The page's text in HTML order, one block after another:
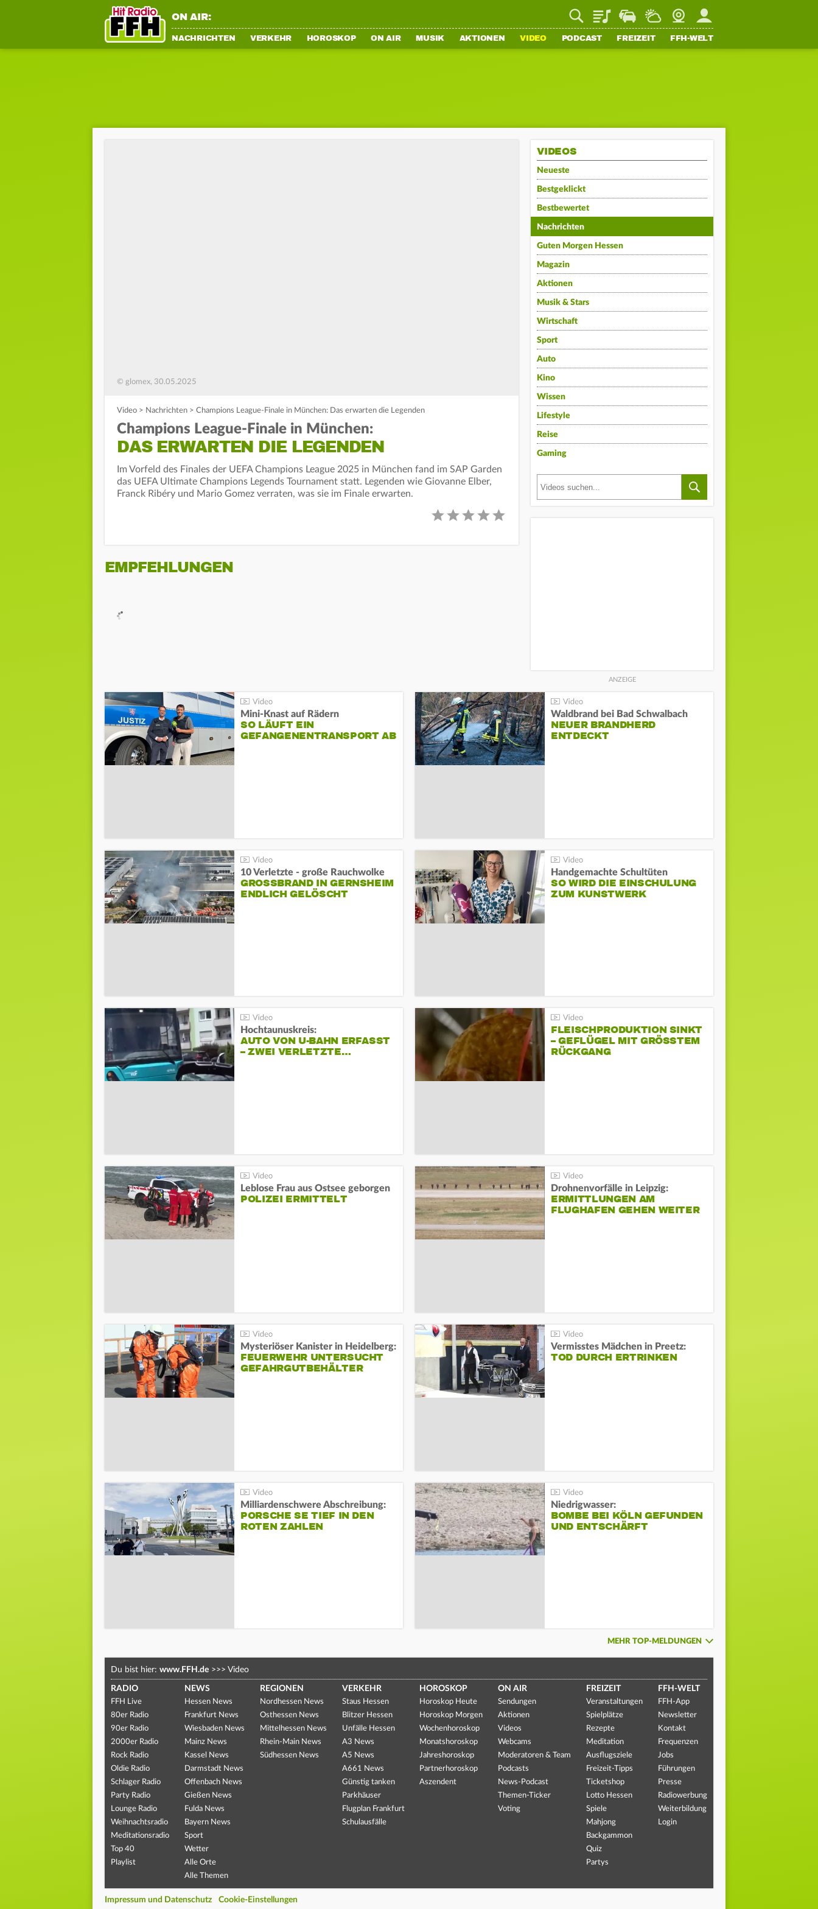
ON AIR: PlaylistStaupilotWetterWebcamMein FFH
NACHRICHTEN VERKEHR HOROSKOP ON AIR MUSIK AKTIONEN VIDEO PODCAST FREIZEIT FFH-WELT
© glomex, 30.05.2025
Video > Nachrichten > Champions League-Finale in München: Das erwarten die Legenden
Champions League-Finale in München:
DAS ERWARTEN DIE LEGENDEN
Im Vorfeld des Finales der UEFA Champions League 2025 in München fand im SAP Garden
das UEFA Ultimate Champions Legends Tournament statt. Legenden wie Giovanne Elber,
Franck Ribéry und Mario Gomez verraten, was sie im Finale erwarten.
EMPFEHLUNGEN
VIDEOS
Neueste
Bestgeklickt
Bestbewertet
Nachrichten
Guten Morgen Hessen
Magazin
Aktionen
Musik & Stars
Wirtschaft
Sport
Auto
Kino
Wissen
Lifestyle
Reise
Gaming
Mini-Knast auf Rädern
SO LÄUFT EIN
GEFANGENENTRANSPORT AB
Waldbrand bei Bad Schwalbach
NEUER BRANDHERD
ENTDECKT
10 Verletzte - große Rauchwolke
GROSSBRAND IN GERNSHEIM E
NDLICH GELÖSCHT
Handgemachte Schultüten
SO WIRD DIE EINSCHULUNG
ZUM KUNSTWERK
Hochtaunuskreis:
AUTO VON U-BAHN ERFASST
– ZWEI VERLETZTE…
FLEISCHPRODUKTION SINKT
– GEFLÜGEL MIT GRÖSSTEM R
ÜCKGANG
Leblose Frau aus Ostsee geborgen
POLIZEI ERMITTELT
Drohnenvorfälle in Leipzig:
ERMITTLUNGEN AM
FLUGHAFEN GEHEN WEITER
Mysteriöser Kanister in Heidelberg:
FEUERWEHR UNTERSUCHT
GEFAHRGUTBEHÄLTER
Vermisstes Mädchen in Preetz:
TOD DURCH ERTRINKEN
Milliardenschwere Abschreibung:
PORSCHE SE TIEF IN DEN
ROTEN ZAHLEN
Niedrigwasser:
BOMBE BEI KÖLN GEFUNDEN
UND ENTSCHÄRFT
MEHR TOP-MELDUNGEN
Du bist hier: www.FFH.de >>> Video
RADIO
FFH Live
80er Radio
90er Radio
2000er Radio
Rock Radio
Oldie Radio
Schlager Radio
Party Radio
Lounge Radio
Weihnachtsradio
Meditationsradio
Top 40
Playlist
NEWS
Hessen News
Frankfurt News
Wiesbaden News
Mainz News
Kassel News
Darmstadt News
Offenbach News
Gießen News
Fulda News
Bayern News
Sport
Wetter
Alle Orte
Alle Themen
REGIONEN
Nordhessen News
Osthessen News
Mittelhessen News
Rhein-Main News
Südhessen News
VERKEHR
Staus Hessen
Blitzer Hessen
Unfälle Hessen
A3 News
A5 News
A661 News
Günstig tanken
Parkhäuser
Flugplan Frankfurt
Schulausfälle
HOROSKOP
Horoskop Heute
Horoskop Morgen
Wochenhoroskop
Monatshoroskop
Jahreshoroskop
Partnerhoroskop
Aszendent
ON AIR
Sendungen
Aktionen
Videos
Webcams
Moderatoren & Team
Podcasts
News-Podcast
Themen-Ticker
Voting
FREIZEIT
Veranstaltungen
Spielplätze
Rezepte
Meditation
Ausflugsziele
Freizeit-Tipps
Ticketshop
Lotto Hessen
Spiele
Mahjong
Backgammon
Quiz
Partys
FFH-WELT
FFH-App
Newsletter
Kontakt
Frequenzen
Jobs
Führungen
Presse
Radiowerbung
Weiterbildung
Login
Impressum und Datenschutz Cookie-Einstellungen